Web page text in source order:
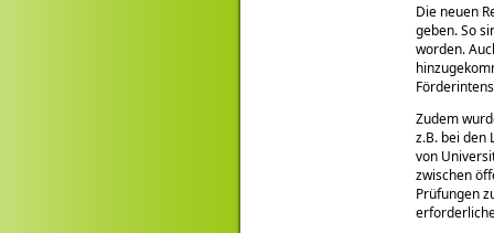
Die neuen
geben. So
worden.
Zudem
z.B. bei den
von
zwischen
Prüfungen